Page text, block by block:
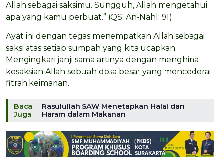
Allah sebagai saksimu. Sungguh, Allah mengetahui
apa yang kamu perbuat.” (QS. An-Nahl: 91)
Ayat ini dengan tegas menempatkan Allah sebagai
saksi atas setiap sumpah yang kita ucapkan.
Mengingkari janji sama artinya dengan menghina
kesaksian Allah sebuah dosa besar yang mencederai
fitrah keimanan.
Baca
Juga
Rasulullah SAW Menetapkan Halal dan
Haram dalam Makanan